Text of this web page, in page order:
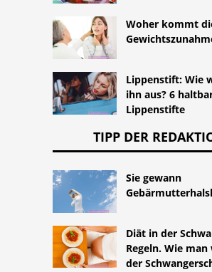
Woher kommt
Lippenstift: Wie
ihn aus? 6
Lippenstifte
TIPP DER
Sie gewann
Diät in der
Regeln. Wie
der